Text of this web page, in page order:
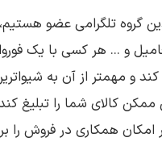
گروه تلگرامی عضو
و ... هر کسی با یک
و مهمتر از آن به
ممکن کالای شما را تبلیغ
امکان همکاری در فروش را